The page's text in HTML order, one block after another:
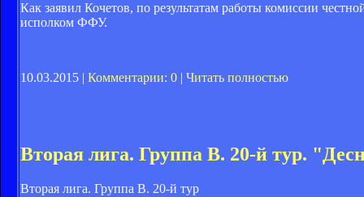
Как заявил Кочетов, по результатам работы комиссии
исполком ФФУ.
10.03.2015 | Комментарии: 0 | Читать полностью
Вторая лига. Группа В. 20-й тур.
Вторая лига. Группа В. 20-й тур